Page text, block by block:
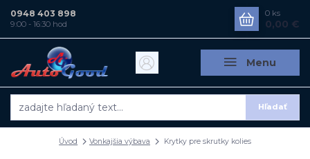
Menu
Hľadať
0948 403 898
9:00 - 16:30 hod
0 ks
0,00 €
Úvod Vonkajšia výbava Krytky pre skrutky kolies